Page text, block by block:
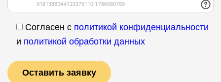
Согласен с политикой конфиденциальности
и политикой обработки данных